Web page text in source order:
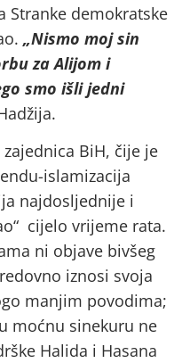
Stranke demokratske
„Nismo moj sin
za Alijom i
smo išli jedni
BiH, čije je
islamizacija
najdosljednije i
cijelo vrijeme rata.
ni objave bivšeg
iznosi svoja
manjim povodima;
moćnu sinekuru ne
Halida i Hasana